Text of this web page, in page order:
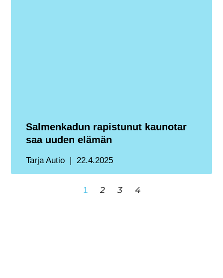
Salmenkadun rapistunut kaunotar
saa uuden elämän
Tarja Autio 22.4.2025
1 2 3 4